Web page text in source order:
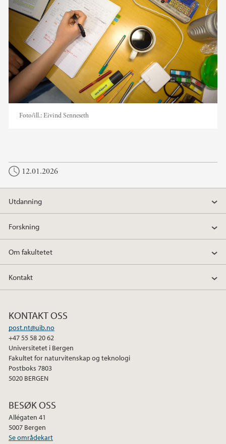
Foto/ill.:Eivind Senneseth
12.01.2026
Utdanning
Forskning
Om fakultetet
Kontakt
KONTAKT OSS
post.nt@uib.no
+47 55 58 20 62
Universitetet i Bergen
Fakultet for naturvitenskap og teknologi
Postboks 7803
5020 BERGEN
BESØK OSS
Allégaten 41
5007 Bergen
Se områdekart